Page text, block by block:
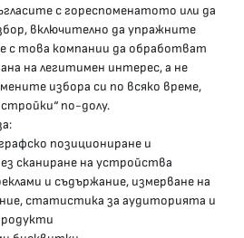
МРЕЖИ
с гореспоменатото или да
включително да упражните
с това компании да обработват
на легитимен интерес, а не
избора си по всяко време,
по-долу.
позициониране и
сканиране на устройства
и съдържание, измерване на
статистика за аудиторията и